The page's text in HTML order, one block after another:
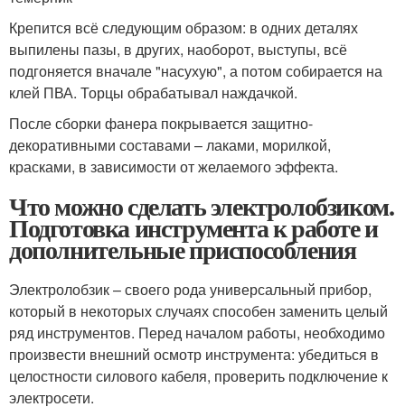
Крепится всё следующим образом: в одних деталях
выпилены пазы, в других, наоборот, выступы, всё
подгоняется вначале "насухую", а потом собирается на
клей ПВА. Торцы обрабатывал наждачкой.
После сборки фанера покрывается защитно-
декоративными составами – лаками, морилкой,
красками, в зависимости от желаемого эффекта.
Что можно сделать электролобзиком.
Подготовка инструмента к работе и
дополнительные приспособления
Электролобзик – своего рода универсальный прибор,
который в некоторых случаях способен заменить целый
ряд инструментов. Перед началом работы, необходимо
произвести внешний осмотр инструмента: убедиться в
целостности силового кабеля, проверить подключение к
электросети.